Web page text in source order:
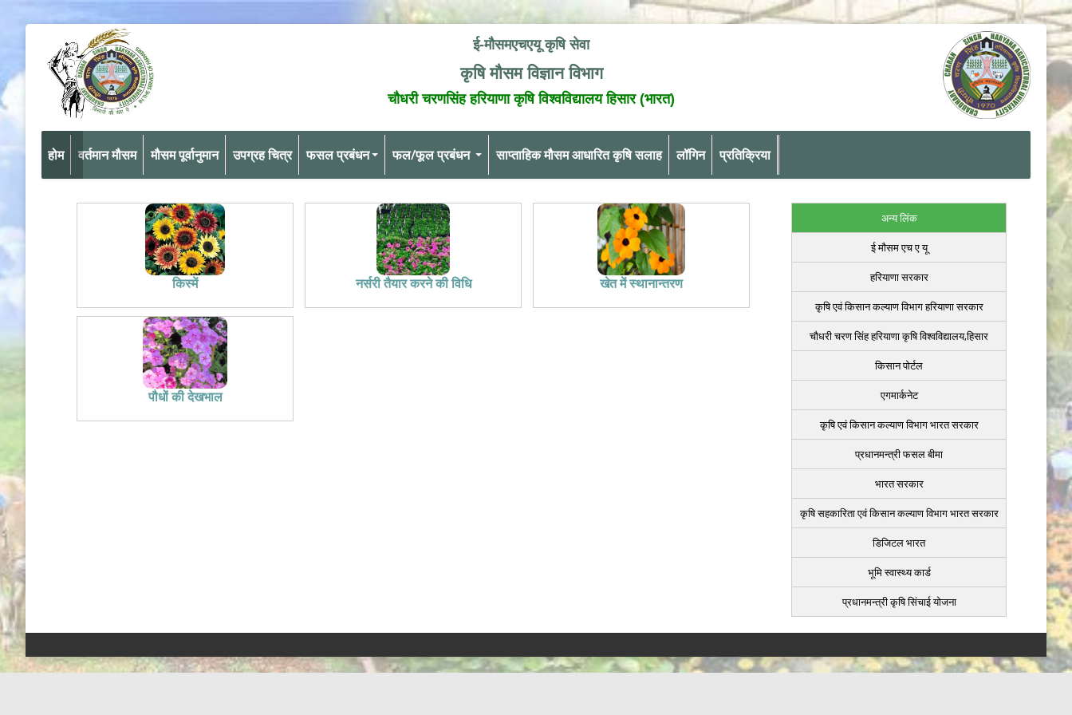
ई-मौसमएचएयू कृषि सेवा
कृषि मौसम विज्ञान विभाग
चौधरी चरणसिंह हरियाणा कृषि विश्वविद्यालय हिसार (भारत)
होम वर्तमान मौसम मौसम पूर्वानुमान उपग्रह चित्र फसल प्रबंधन फल/फूल प्रबंधन साप्ताहिक मौसम आधारित कृषि सलाह लॉगिन प्रतिक्रिया
किस्में नर्सरी तैयार करने की विधि खेत में स्थानान्तरण
पौधों की देखभाल
अन्य लिंक
ई मौसम एच ए यू
हरियाणा सरकार
कृषि एवं किसान कल्याण विभाग हरियाणा सरकार
चौधरी चरण सिंह हरियाणा कृषि विश्वविद्यालय,हिसार
किसान पोर्टल
एगमार्कनेट
कृषि एवं किसान कल्याण विभाग भारत सरकार
प्रधानमन्त्री फसल बीमा
भारत सरकार
कृषि सहकारिता एवं किसान कल्याण विभाग भारत सरकार
डिजिटल भारत
भूमि स्वास्थ्य कार्ड
प्रधानमन्त्री कृषि सिंचाई योजना